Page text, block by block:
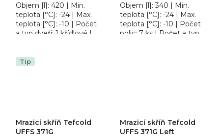
Objem [l]: 420 | Min.
teplota [°C]: -24 | Max.
teplota [°C]: -10 | Počet
a typ dveří: 1 křídlové |
osvětlení...
Objem [l]: 340 | Min.
teplota [°C]: -24 | Max.
teplota [°C]: -10 | Počet
polic: 7 ks | Počet a typ
Tip
Mrazicí skříň Tefcold
UFFS 371G
Mrazicí skříň Tefcold
UFFS 371G Left